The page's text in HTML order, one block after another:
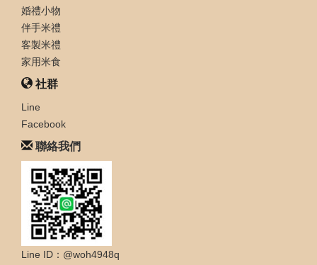
婚禮小物
伴手米禮
客製米禮
家用米食
社群
Line
Facebook
聯絡我們
Line ID：@woh4948q